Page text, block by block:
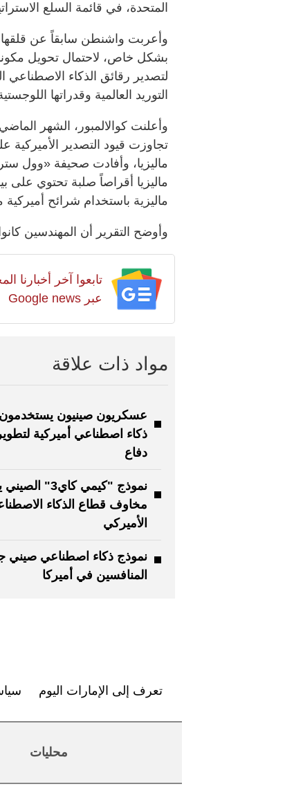
المتحدة، في قائمة السلع
وأعربت واشنطن سابقاً عن قلقها
بشكل خاص، لاحتمال تحويل
لتصدير رقائق الذكاء
التوريد العالمية وقدراتها
وأعلنت كوالالمبور، الشهر
تجاوزت قيود التصدير
ماليزيا، وأفادت صحيفة «وول
ماليزيا أقراصاً صلبة تحتوي على
ماليزية باستخدام شرائح أميركية
وأوضح التقرير أن المهندسين
تابعوا آخر أخبارنا
عبر Google news
مواد ذات علاقة
عسكريون صينيون يستخدمون
ذكاء اصطناعي أميركية
دفاع
نموذج "كيمي كاي3"
مخاوف قطاع الذكاء
الأميركي
نموذج ذكاء اصطناعي صيني
المنافسين في أميركا
تعرف إلى الإمارات اليوم
محليات